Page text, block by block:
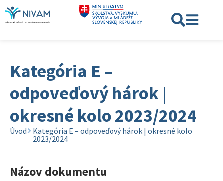
Kategória E –
odpoveďový hárok |
okresné kolo 2023/2024
Úvod
Kategória E – odpoveďový hárok | okresné kolo
2023/2024
Názov dokumentu